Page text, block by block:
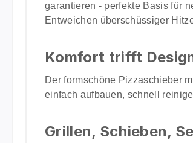
garantieren - perfekte Basis für
Entweichen überschüssiger
Komfort trifft
Der formschöne Pizzaschieber
einfach aufbauen, schnell
Grillen, Schieben,